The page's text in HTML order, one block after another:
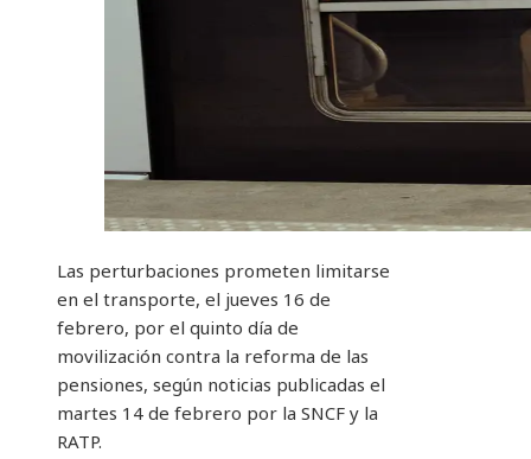
Las perturbaciones prometen limitarse
en el transporte, el jueves 16 de
febrero, por el quinto día de
movilización contra la reforma de las
pensiones, según noticias publicadas el
martes 14 de febrero por la SNCF y la
RATP.